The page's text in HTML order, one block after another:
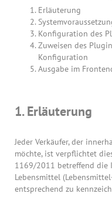
Erläuterung
Konfiguration des
Zuweisen des
Konfiguration
Ausgabe im
1. Erläuterung
Jeder Verkäufer, der
möchte, ist verpflichtet
1169/2011 betreffend die
Lebensmittel
entsprechend zu